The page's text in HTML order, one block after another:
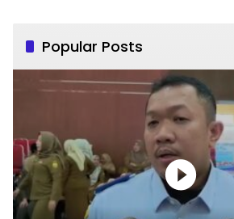
Popular Posts